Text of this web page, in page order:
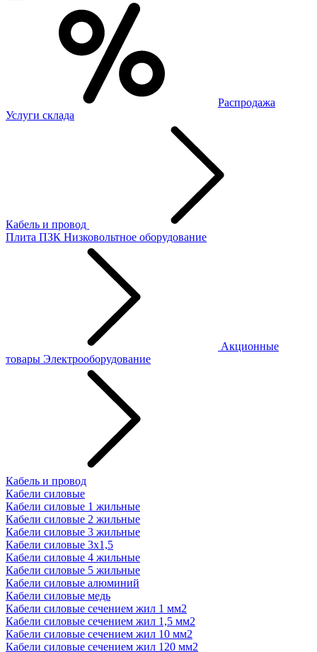
Распродажа
Услуги склада
Кабель и провод
Плита ПЗК Низковольтное оборудование
Акционные
товары Электрооборудование
Кабель и провод
Кабели силовые
Кабели силовые 1 жильные
Кабели силовые 2 жильные
Кабели силовые 3 жильные
Кабели силовые 3х1,5
Кабели силовые 4 жильные
Кабели силовые 5 жильные
Кабели силовые алюминий
Кабели силовые медь
Кабели силовые сечением жил 1 мм2
Кабели силовые сечением жил 1,5 мм2
Кабели силовые сечением жил 10 мм2
Кабели силовые сечением жил 120 мм2